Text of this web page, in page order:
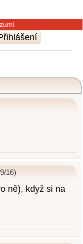
16)
ně), když si na